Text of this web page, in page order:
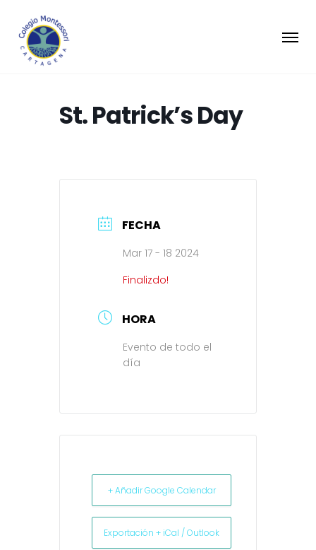
St. Patrick’s Day
FECHA
Mar 17 - 18 2024
Finalizdo!
HORA
Evento de todo el
día
+ Añadir Google Calendar
Exportación + iCal / Outlook